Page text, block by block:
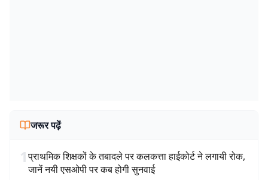
जरूर पढ़ें
1प्राथमिक शिक्षकों के तबादले पर कलकत्ता हाईकोर्ट ने लगायी रोक,
जानें नयी एसओपी पर कब होगी सुनवाई